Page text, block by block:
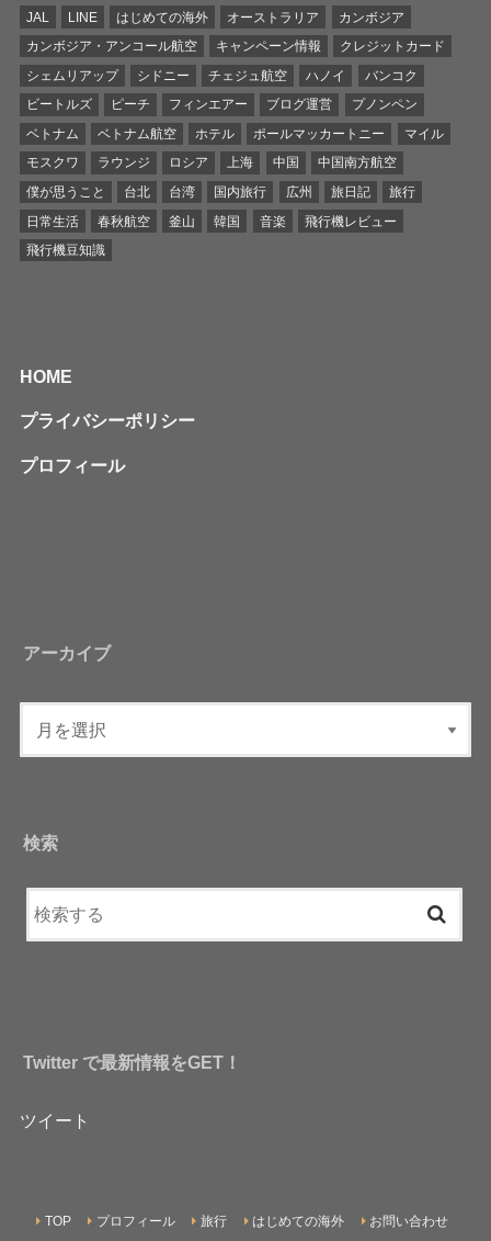
JAL LINE はじめての海外 オーストラリア
カンボジア
カンボジア・アンコール航空
キャンペーン情報
クレジットカード
シェムリアップ
シドニー チェジュ航空 ハノイ
バンコク
ビートルズ
ピーチ フィンエアー ブログ運営
プノンペン
ベトナム
ベトナム航空 ホテル ポールマッカートニー
マイル
モスクワ
ラウンジ ロシア 上海 中国
中国南方航空
僕が思うこと
台北 台湾 国内旅行 広州 旅日記
旅行
日常生活
春秋航空 釜山 韓国 音楽
飛行機レビュー
飛行機豆知識
HOME
プライバシーポリシー
プロフィール
アーカイブ
検索
Twitter で最新情報をGET！
ツイート
TOP プロフィール 旅行 はじめての海外 お問い合わせ